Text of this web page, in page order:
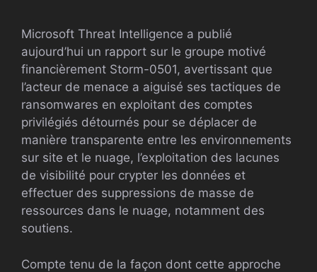
Microsoft Threat Intelligence a publié
aujourd’hui un rapport sur le groupe motivé
financièrement Storm-0501, avertissant que
l’acteur de menace a aiguisé ses tactiques de
ransomwares en exploitant des comptes
privilégiés détournés pour se déplacer de
manière transparente entre les environnements
sur site et le nuage, l’exploitation des lacunes
de visibilité pour crypter les données et
effectuer des suppressions de masse de
ressources dans le nuage, notamment des
soutiens.
Compte tenu de la façon dont cette approche